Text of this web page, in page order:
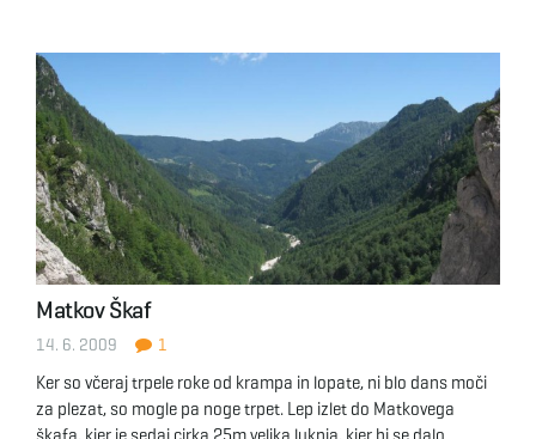
Matkov Škaf
14. 6. 2009 1
Ker so včeraj trpele roke od krampa in lopate, ni blo dans moči
za plezat, so mogle pa noge trpet. Lep izlet do Matkovega